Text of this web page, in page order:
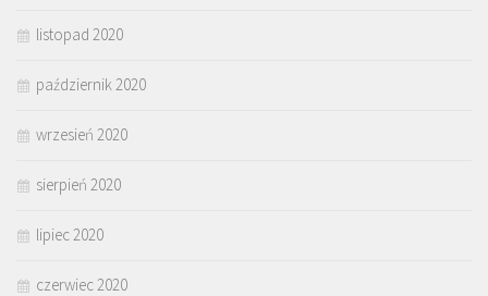
listopad 2020
październik 2020
wrzesień 2020
sierpień 2020
lipiec 2020
czerwiec 2020